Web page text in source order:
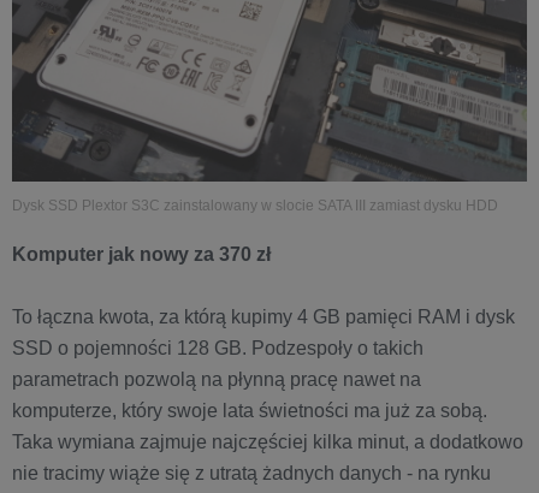
Dysk SSD Plextor S3C zainstalowany w slocie SATA III zamiast dysku HDD
Komputer jak nowy za 370 zł
To łączna kwota, za którą kupimy 4 GB pamięci RAM i dysk
SSD o pojemności 128 GB. Podzespoły o takich
parametrach pozwolą na płynną pracę nawet na
komputerze, który swoje lata świetności ma już za sobą.
Taka wymiana zajmuje najczęściej kilka minut, a dodatkowo
nie tracimy wiąże się z utratą żadnych danych - na rynku